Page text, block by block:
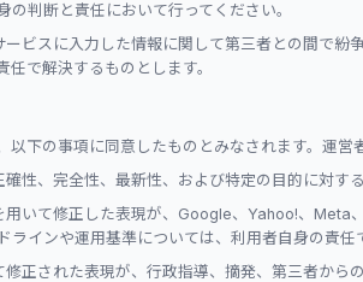
判断と責任において行ってください。
ビスに入力した情報に関して第三者との間で紛
で解決するものとします。
下の事項に同意したものとみなされます。運営
性、完全性、最新性、および特定の目的に対す
用いて修正した表現が、Google、Yahoo!、Meta
ラインや運用基準については、利用者自身の責任
正された表現が、行政指導、摘発、第三者から